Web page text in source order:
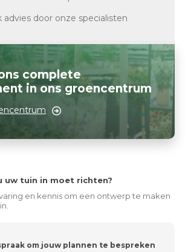
advies door onze specialisten
complete
in ons groencentrum
uw tuin in moet richten?
en kennis om een ontwerp te maken
om jouw plannen te bespreken